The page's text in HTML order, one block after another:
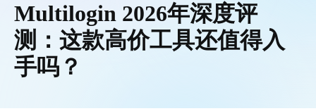
Multilogin 2026年深度评
测：这款高价工具还值得入
手吗？